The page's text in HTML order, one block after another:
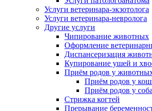
Услуги ветеринара-экзотолога
Услуги ветеринара-невролога
Другие услуги
Чипирование животных
Оформление
Диспансеризация
Купирование ушей и
Приём родов у
Приём родов у
Приём родов у
Стрижка когтей
Прерывание